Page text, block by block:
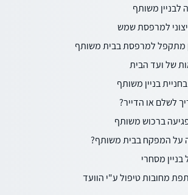
לבניין משותף
למרפסת שמש
מתקפל למרפסת בבית משותף
של ועד הבית
בניין משותף
לשלם או הדייר?
ברכוש משותף
על המפקח בבית משותף?
מסחרי
מחובות טיפול ע"י הוועד